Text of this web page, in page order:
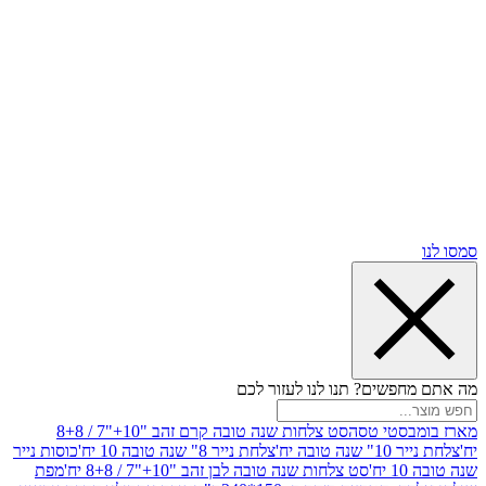
תנו לנו לעזור לכם
טסה
סט צלחות שנה טובה קרם זהב "10+"7 / 8+8
יח'
צלחת נייר 8" שנה טובה 10 יח'
כוסות נייר
סט צלחות שנה טובה לבן זהב "10+"7 / 8+8 יח'
מפת